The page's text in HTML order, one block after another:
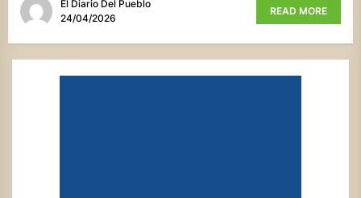
El Diario Del Pueblo
24/04/2026
READ MORE